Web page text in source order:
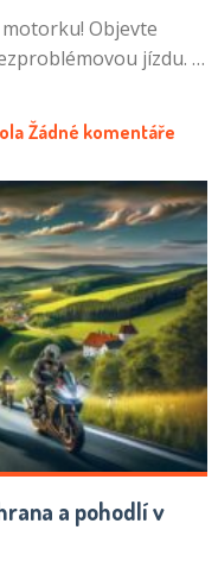
Objevte
jízdu. …
Žádné komentáře
a pohodlí v